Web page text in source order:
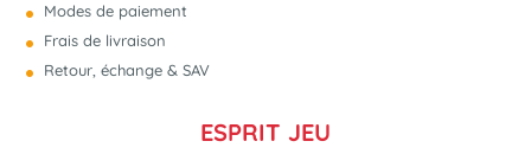
Modes de paiement
Frais de livraison
Retour, échange & SAV
ESPRIT JEU